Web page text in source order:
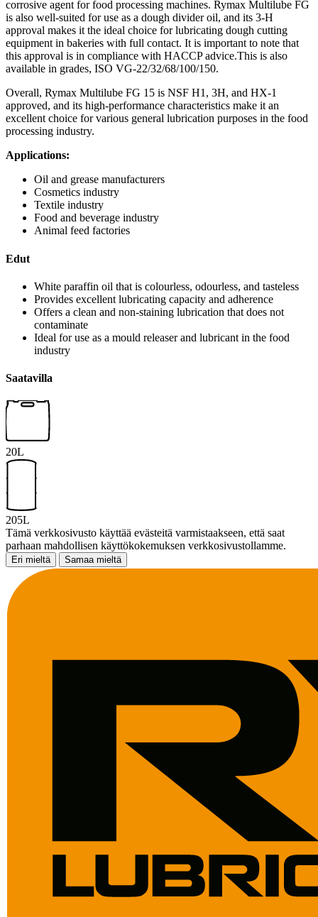
corrosive agent for food processing machines. Rymax Multilube FG
is also well-suited for use as a dough divider oil, and its 3-H
approval makes it the ideal choice for lubricating dough cutting
equipment in bakeries with full contact. It is important to note that
this approval is in compliance with HACCP advice.This is also
available in grades, ISO VG-22/32/68/100/150.
Overall, Rymax Multilube FG 15 is NSF H1, 3H, and HX-1
approved, and its high-performance characteristics make it an
excellent choice for various general lubrication purposes in the food
processing industry.
Applications:
Oil and grease manufacturers
Cosmetics industry
Textile industry
Food and beverage industry
Animal feed factories
Edut
White paraffin oil that is colourless, odourless, and tasteless
Provides excellent lubricating capacity and adherence
Offers a clean and non-staining lubrication that does not
contaminate
Ideal for use as a mould releaser and lubricant in the food
industry
Saatavilla
20L
205L
Tämä verkkosivusto käyttää evästeitä varmistaakseen, että saat
parhaan mahdollisen käyttökokemuksen verkkosivustollamme.
Eri mieltä Samaa mieltä